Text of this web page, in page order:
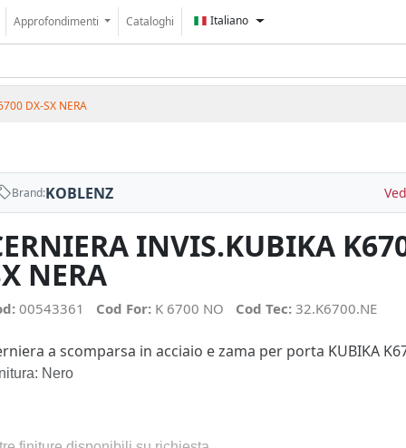
Approfondimenti Cataloghi Italiano
DX-SX NERA
Brand:KOBLENZ
INVIS.KUBIKA
NERA
00543361 Cod For: K 6700 NO Cod Tec: 32.K6700.NE
a scomparsa in acciaio e zama per porta KUBIKA
Nero